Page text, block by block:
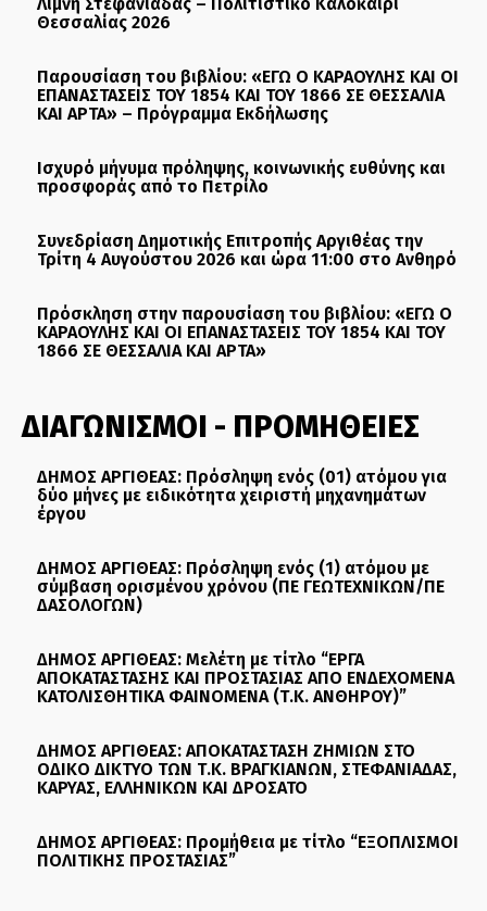
Θεσσαλίας 2026
Παρουσίαση του βιβλίου: «ΕΓΩ Ο ΚΑΡΑΟΥΛΗΣ ΚΑΙ ΟΙ
ΕΠΑΝΑΣΤΑΣΕΙΣ ΤΟΥ 1854 ΚΑΙ ΤΟΥ 1866 ΣΕ ΘΕΣΣΑΛΙΑ
ΚΑΙ ΑΡΤΑ» – Πρόγραμμα Εκδήλωσης
Ισχυρό μήνυμα πρόληψης, κοινωνικής ευθύνης και
προσφοράς από το Πετρίλο
Συνεδρίαση Δημοτικής Επιτροπής Αργιθέας την
Τρίτη 4 Αυγούστου 2026 και ώρα 11:00 στο Ανθηρό
Πρόσκληση στην παρουσίαση του βιβλίου: «ΕΓΩ Ο
ΚΑΡΑΟΥΛΗΣ ΚΑΙ ΟΙ ΕΠΑΝΑΣΤΑΣΕΙΣ ΤΟΥ 1854 ΚΑΙ ΤΟΥ
1866 ΣΕ ΘΕΣΣΑΛΙΑ ΚΑΙ ΑΡΤΑ»
ΔΙΑΓΩΝΙΣΜΟΙ - ΠΡΟΜΗΘΕΙΕΣ
ΔΗΜΟΣ ΑΡΓΙΘΕΑΣ: Πρόσληψη ενός (01) ατόμου για
δύο μήνες με ειδικότητα χειριστή μηχανημάτων
έργου
ΔΗΜΟΣ ΑΡΓΙΘΕΑΣ: Πρόσληψη ενός (1) ατόμου με
σύμβαση ορισμένου χρόνου (ΠΕ ΓΕΩΤΕΧΝΙΚΩΝ/ΠΕ
ΔΑΣΟΛΟΓΩΝ)
ΔΗΜΟΣ ΑΡΓΙΘΕΑΣ: Μελέτη με τίτλο “ΕΡΓΑ
ΑΠΟΚΑΤΑΣΤΑΣΗΣ ΚΑΙ ΠΡΟΣΤΑΣΙΑΣ ΑΠΟ ΕΝΔΕΧΟΜΕΝΑ
ΚΑΤΟΛΙΣΘΗΤΙΚΑ ΦΑΙΝΟΜΕΝΑ (Τ.Κ. ΑΝΘΗΡΟΥ)”
ΔΗΜΟΣ ΑΡΓΙΘΕΑΣ: ΑΠΟΚΑΤΑΣΤΑΣΗ ΖΗΜΙΩΝ ΣΤΟ
ΟΔΙΚΟ ΔΙΚΤΥΟ ΤΩΝ Τ.Κ. ΒΡΑΓΚΙΑΝΩΝ, ΣΤΕΦΑΝΙΑΔΑΣ,
ΚΑΡΥΑΣ, ΕΛΛΗΝΙΚΩΝ ΚΑΙ ΔΡΟΣΑΤΟ
ΔΗΜΟΣ ΑΡΓΙΘΕΑΣ: Προμήθεια με τίτλο “ΕΞΟΠΛΙΣΜΟΙ
ΠΟΛΙΤΙΚΗΣ ΠΡΟΣΤΑΣΙΑΣ”